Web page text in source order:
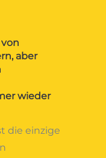
aber
wieder
die einzige